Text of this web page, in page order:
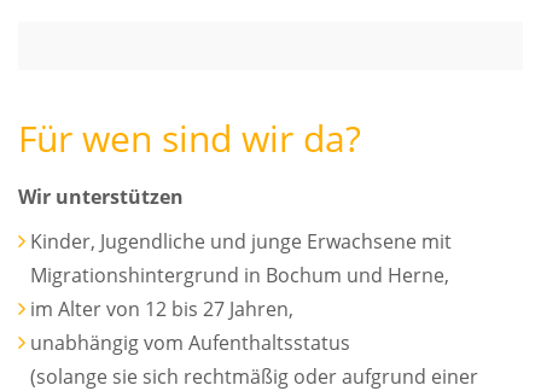
Für wen sind wir da?
Wir unterstützen
Kinder, Jugendliche und junge Erwachsene mit
Migrationshintergrund in Bochum und Herne,
im Alter von 12 bis 27 Jahren,
unabhängig vom Aufenthaltsstatus
(solange sie sich rechtmäßig oder aufgrund einer